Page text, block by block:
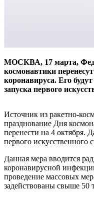
МОСКВА, 17 марта,
космонавтики
коронавируса. Его
запуска первого
Источник из ракетно-
празднование Дня
перенести на 4 октября.
первого искусственного
Данная мера вводится
коронавирусной
проведение массовых
задействованы свыше 50